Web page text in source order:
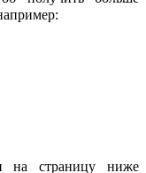
на страницу ниже